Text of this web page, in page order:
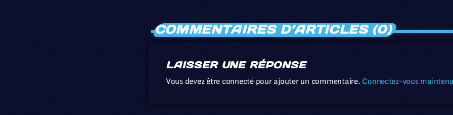
COMMENTAIRES D’ARTICLES (0)
LAISSER UNE RÉPONSE
Vous devez être connecté pour ajouter un commentaire. Connectez-vous